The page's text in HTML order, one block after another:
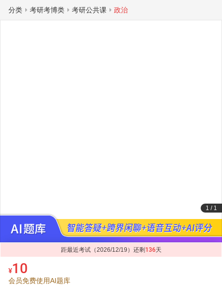
分类 考研考博类 考研公共课 政治
1 / 1
距最近考试（2026/12/19）还剩 136天
¥10
会员免费使用AI题库